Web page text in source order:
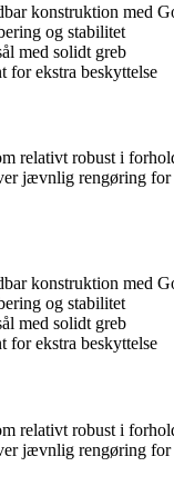
konstruktion med
og stabilitet
med solidt greb
for ekstra beskyttelse
relativt robust i
jævnlig rengøring for
konstruktion med
og stabilitet
med solidt greb
for ekstra beskyttelse
relativt robust i
jævnlig rengøring for